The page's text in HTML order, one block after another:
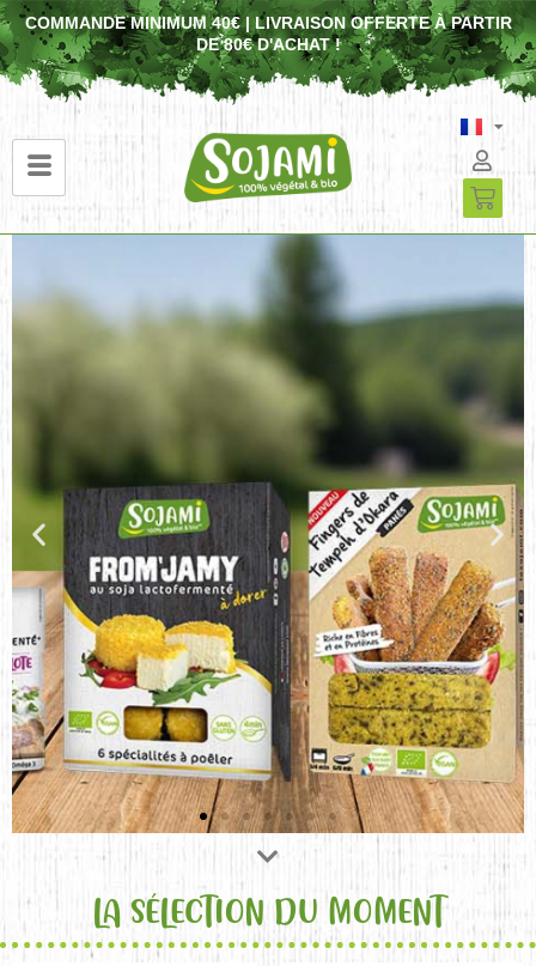
COMMANDE MINIMUM 40€ | LIVRAISON OFFERTE À PARTIR
DE 80€ D'ACHAT !
LA SÉLECTION DU MOMENT